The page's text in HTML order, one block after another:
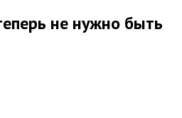
не нужно быть